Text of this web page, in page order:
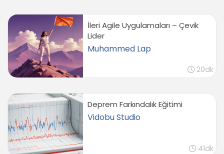
İleri Agile Uygulamaları – Çevik
Lider
Muhammed Lap
20dk
Deprem Farkındalık Eğitimi
Vidobu Studio
41dk